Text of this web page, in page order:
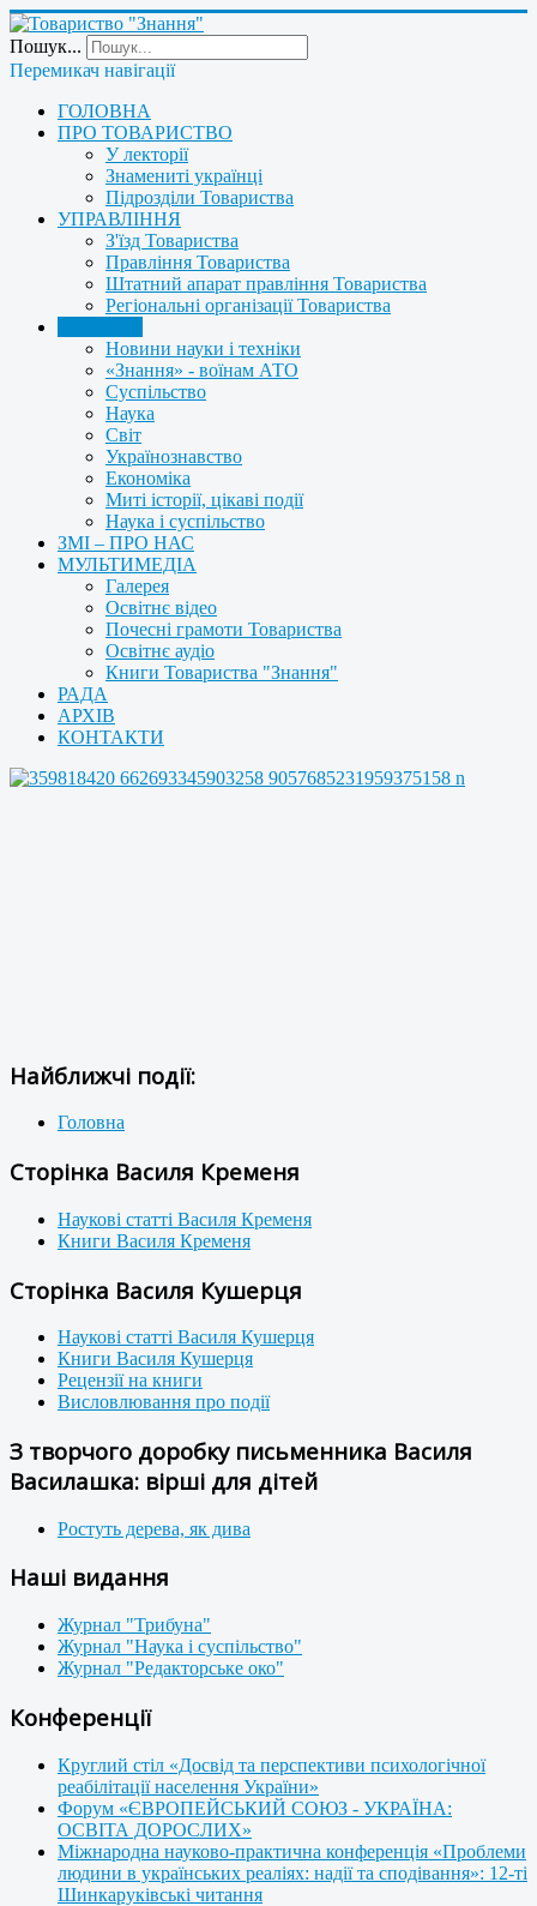
Пошук...
Перемикач навігації
ГОЛОВНА
ПРО ТОВАРИСТВО
У лекторії
Знамениті українці
Підрозділи Товариства
УПРАВЛІННЯ
З'їзд Товариства
Правління Товариства
Штатний апарат правління Товариства
Регіональні організації Товариства
Новини науки і техніки
«Знання» - воїнам АТО
Суспільство
Наука
Світ
Українознавство
Економіка
Миті історії, цікаві події
Наука і суспільство
ЗМІ – ПРО НАС
МУЛЬТИМЕДІА
Галерея
Освітнє відео
Почесні грамоти Товариства
Освітнє аудіо
Книги Товариства "Знання"
РАДА
АРХІВ
КОНТАКТИ
Найближчі події:
Головна
Сторінка Василя Кременя
Наукові статті Василя Кременя
Книги Василя Кременя
Сторінка Василя Кушерця
Наукові статті Василя Кушерця
Книги Василя Кушерця
Рецензії на книги
Висловлювання про події
З творчого доробку письменника Василя
Василашка: вірші для дітей
Ростуть дерева, як дива
Наші видання
Журнал "Трибуна"
Журнал "Наука і суспільство"
Журнал "Редакторське око"
Конференції
Круглий стіл «Досвід та перспективи психологічної
реабілітації населення України»
Форум «ЄВРОПЕЙСЬКИЙ СОЮЗ - УКРАЇНА:
ОСВІТА ДОРОСЛИХ»
Міжнародна науково-практична конференція «Проблеми
людини в українських реаліях: надії та сподівання»: 12-ті
Шинкаруківські читання